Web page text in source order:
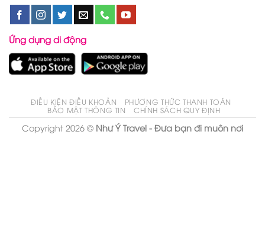
Ứng dụng di động
ĐIỀU KIỆN ĐIỀU KHOẢN
PHƯƠNG THỨC THANH TOÁN
BẢO MẬT THÔNG TIN
CHÍNH SÁCH QUY ĐỊNH
Copyright 2026 © Như Ý Travel - Đưa bạn đi muôn nơi